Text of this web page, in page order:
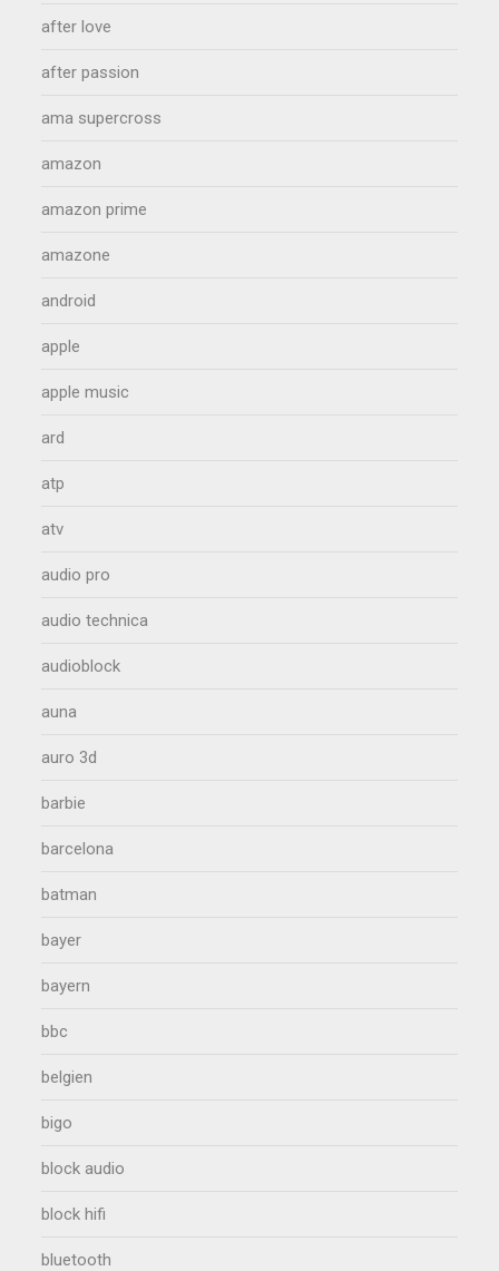
after love
after passion
ama supercross
amazon
amazon prime
amazone
android
apple
apple music
ard
atp
atv
audio pro
audio technica
audioblock
auna
auro 3d
barbie
barcelona
batman
bayer
bayern
bbc
belgien
bigo
block audio
block hifi
bluetooth